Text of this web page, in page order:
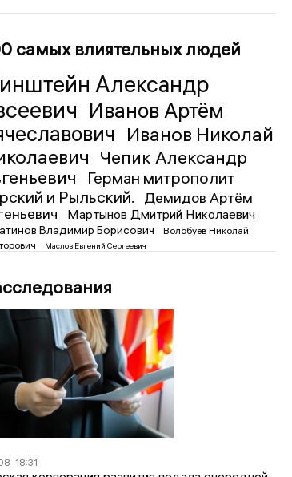
самых влиятельных людей
Александр
Иванов Артём
Иванов Николай
Чепик Александр
Герман митрополит
и Рыльский.
Демидов Артём
Мартынов Дмитрий Николаевич
Владимир Борисович
Волобуев Николай
Маслов Евгений Сергеевич
18:31